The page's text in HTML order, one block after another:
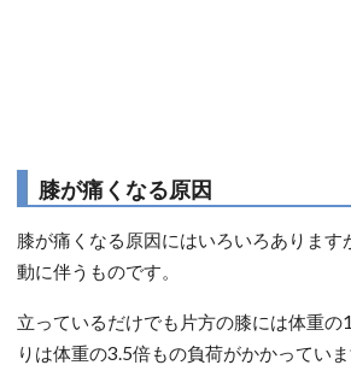
膝が痛くなる原因
膝が痛くなる原因にはいろいろあります
動に伴うものです。
立っているだけでも片方の膝には体重の
りは体重の3.5倍もの負荷がかかってい